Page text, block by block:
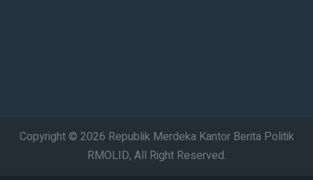
Copyright © 2026 Republik Merdeka Kantor Berita Politik
RMOLID, All Right Reserved.